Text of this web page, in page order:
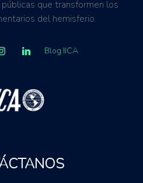
que transformen los
del hemisferio.
Blog IICA